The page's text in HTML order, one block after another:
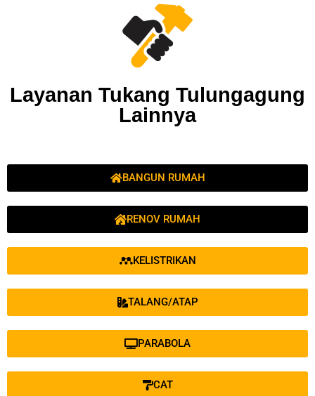
Layanan Tukang Tulungagung
Lainnya
BANGUN RUMAH
RENOV RUMAH
KELISTRIKAN
TALANG/ATAP
PARABOLA
CAT